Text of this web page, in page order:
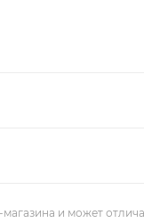
и может